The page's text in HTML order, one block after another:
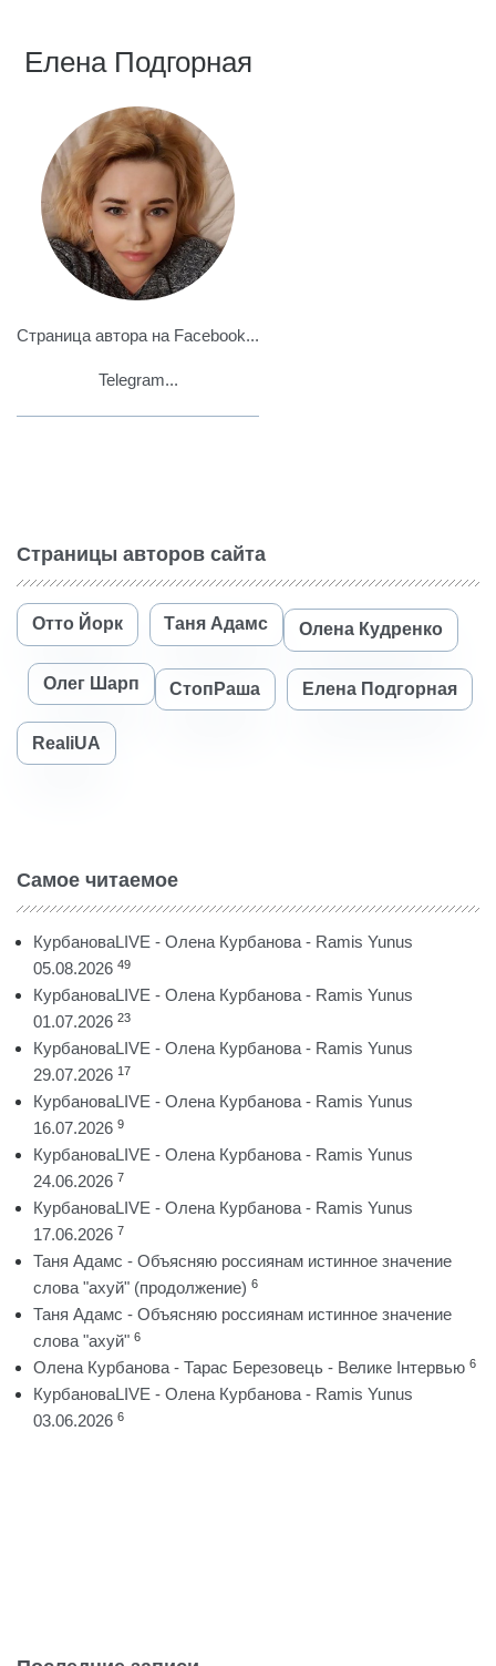
Елена Подгорная
Страница автора на Facebook...
Telegram...
Страницы авторов сайта
Отто Йорк Таня Адамс Олена Кудренко
Олег Шарп СтопРаша Елена Подгорная
RealiUA
Самое читаемое
КурбановаLIVE - Олена Курбанова - Ramis Yunus
05.08.2026 49
КурбановаLIVE - Олена Курбанова - Ramis Yunus
01.07.2026 23
КурбановаLIVE - Олена Курбанова - Ramis Yunus
29.07.2026 17
КурбановаLIVE - Олена Курбанова - Ramis Yunus
16.07.2026 9
КурбановаLIVE - Олена Курбанова - Ramis Yunus
24.06.2026 7
КурбановаLIVE - Олена Курбанова - Ramis Yunus
17.06.2026 7
Таня Адамс - Объясняю россиянам истинное значение
слова "ахуй" (продолжение) 6
Таня Адамс - Объясняю россиянам истинное значение
слова "ахуй" 6
Олена Курбанова - Тарас Березовець - Велике Інтервью 6
КурбановаLIVE - Олена Курбанова - Ramis Yunus
03.06.2026 6